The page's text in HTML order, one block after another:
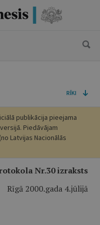
RĪKI
publikācija pieejama
Piedāvājam
(no Latvijas Nacionālās
Nr.30 izraksts
Rīgā 2000.gada 4.jūlijā